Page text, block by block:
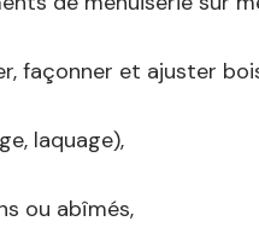
façonner et ajuster
laquage),
ou abîmés,